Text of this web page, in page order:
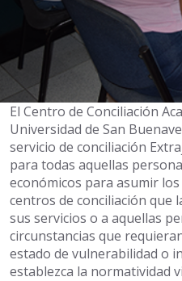
El Centro de Conciliación
Universidad de San
servicio de conciliación
para todas aquellas
económicos para asumir
centros de conciliación
sus servicios o a aquellas
circunstancias que
estado de vulnerabilidad o
establezca la normatividad